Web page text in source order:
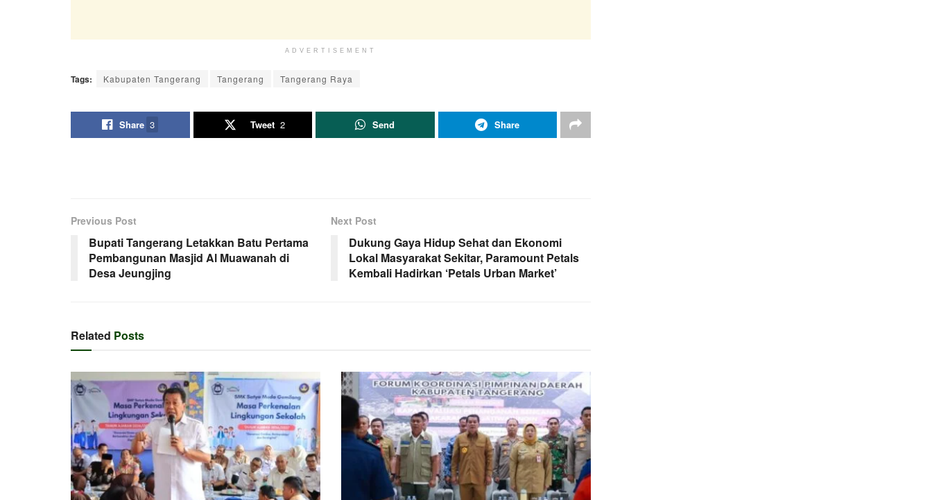
ADVERTISEMENT
Tags: Kabupaten Tangerang Tangerang Tangerang Raya
Share 3 Tweet 2 Send Share
Previous Post
Bupati Tangerang Letakkan Batu Pertama
Pembangunan Masjid Al Muawanah di
Desa Jeungjing
Next Post
Dukung Gaya Hidup Sehat dan Ekonomi
Lokal Masyarakat Sekitar, Paramount Petals
Kembali Hadirkan ‘Petals Urban Market’
Related Posts